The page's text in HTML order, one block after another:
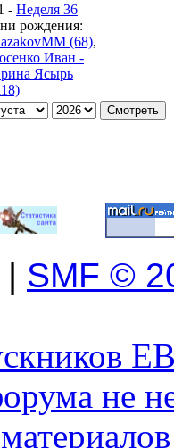
- Неделя 36
рождения:
(68),
Иван -
Ясырь
| SMF ©
не